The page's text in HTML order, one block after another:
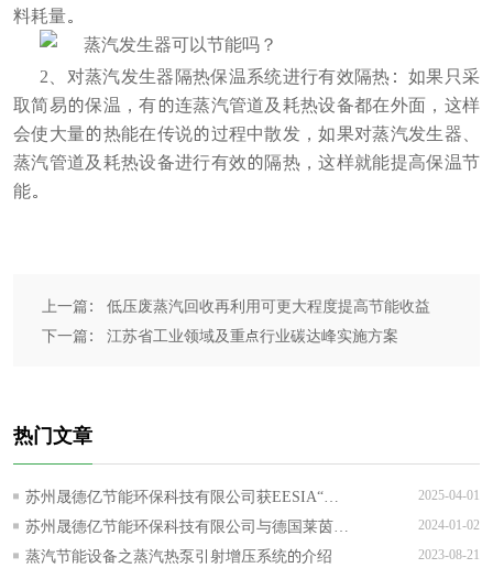
料耗量。
2、对蒸汽发生器隔热保温系统进行有效隔热：如果只采
取简易的保温，有的连蒸汽管道及耗热设备都在外面，这样
会使大量的热能在传说的过程中散发，如果对蒸汽发生器、
蒸汽管道及耗热设备进行有效的隔热，这样就能提高保温节
能。
上一篇： 低压废蒸汽回收再利用可更大程度提高节能收益
下一篇： 江苏省工业领域及重点行业碳达峰实施方案
热门文章
苏州晟德亿节能环保科技有限公司获EESIA“节
能降碳技术服务能力评价AAA级”证书！
2025-04-01
苏州晟德亿节能环保科技有限公司与德国莱茵
TUV可持续发展战略合作正式签约
2024-01-02
蒸汽节能设备之蒸汽热泵引射增压系统的介绍 2023-08-21